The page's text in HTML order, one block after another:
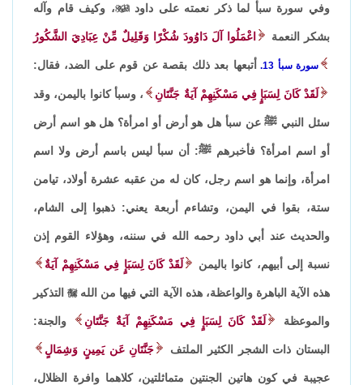
وفي سورة سبأ لما ذكر نعمته على داود، وكيف قام وآله
بشكر النعمة اعْمَلُوا آلَ دَاوُودَ شُكْرًا وَقَلِيلٌ مِّنْ عِبَادِيَ الشَّكُورُ
سورة سبأ 13. أتبعها بعد ذلك بقصة عن قوم على الضد، فقال:
لَقَدْ كَانَ لِسَبَإٍ فِي مَسْكَنِهِمْ آيَةٌ جَنَّتَانِ ، وسبأ كانوا باليمن، وقد
سئل النبي ﷺ عن سبأ هل هو أرض أو امرأة؟ هل هو اسم أرض
أو اسم امرأة؟ فأخبرهم ﷺ: أن سبأ ليس باسم أرض ولا اسم
امرأة، وإنما هو اسم رجل، كان له من عقبه عشرة أولاد، تيامن
ستة، بقوا في اليمن، وتشاءم أربعة يعني: ذهبوا إلى الشام،
والحديث عند أبي داود رحمه الله في سننه، وهؤلاء القوم إذن
نسبة إلى أبيهم، كانوا باليمن لَقَدْ كَانَ لِسَبَإٍ فِي مَسْكَنِهِمْ آيَةٌ
هذه الآية الباهرة والواعظة، هذه الآية التي فيها من اللهالتذكير
والموعظة لَقَدْ كَانَ لِسَبَإٍ فِي مَسْكَنِهِمْ آيَةٌ جَنَّتَانِ والجنة:
البستان ذات الشجر الكثير الملتف جَنَّتَانِ عَن يَمِينٍ وَشِمَالٍ
عجيبة في كون هاتين الجنتين متماثلتين، كلاهما وافرة الظلال،